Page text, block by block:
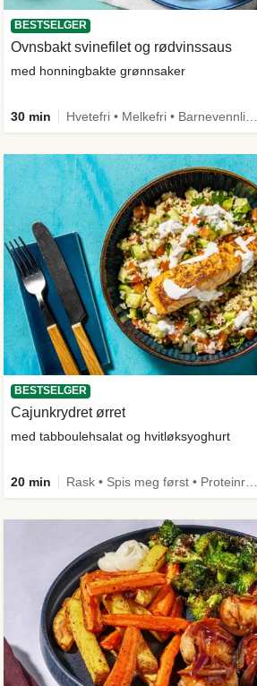
BESTSELGER
Ovnsbakt svinefilet og rødvinssaus
med honningbakte grønnsaker
30 min
BESTSELGER
Cajunkrydret ørret
med tabboulehsalat og hvitløksyoghurt
20 min